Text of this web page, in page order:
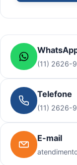
(11) 2626-
Telefone
(11) 2626-
E-mail